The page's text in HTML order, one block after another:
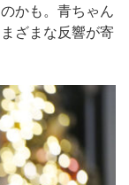
かも。青ちゃん
ざまな反響が寄